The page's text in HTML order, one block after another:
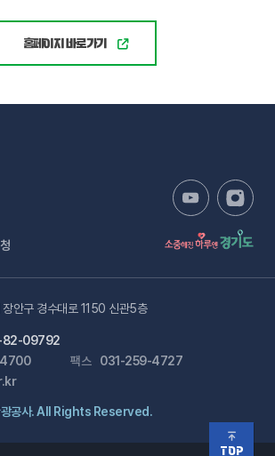
홈페이지 바로가기
TOP
안구 경수대로 1150 신관5층
82-09792
팩스
031-259-4727
광공사. All Rights Reserved.